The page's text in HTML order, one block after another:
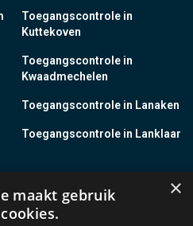
Toegangscontrole in
Kuttekoven
Toegangscontrole in
Kwaadmechelen
Toegangscontrole in Lanaken
Toegangscontrole in Lanklaar
Toegangscontrole in
×
maakt gebruik